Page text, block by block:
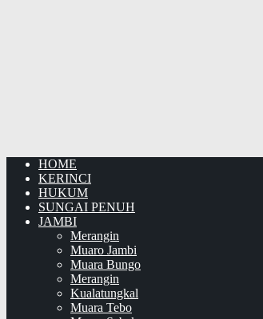
HOME
KERINCI
HUKUM
SUNGAI PENUH
JAMBI
Merangin
Muaro Jambi
Muara Bungo
Merangin
Kualatungkal
Muara Tebo